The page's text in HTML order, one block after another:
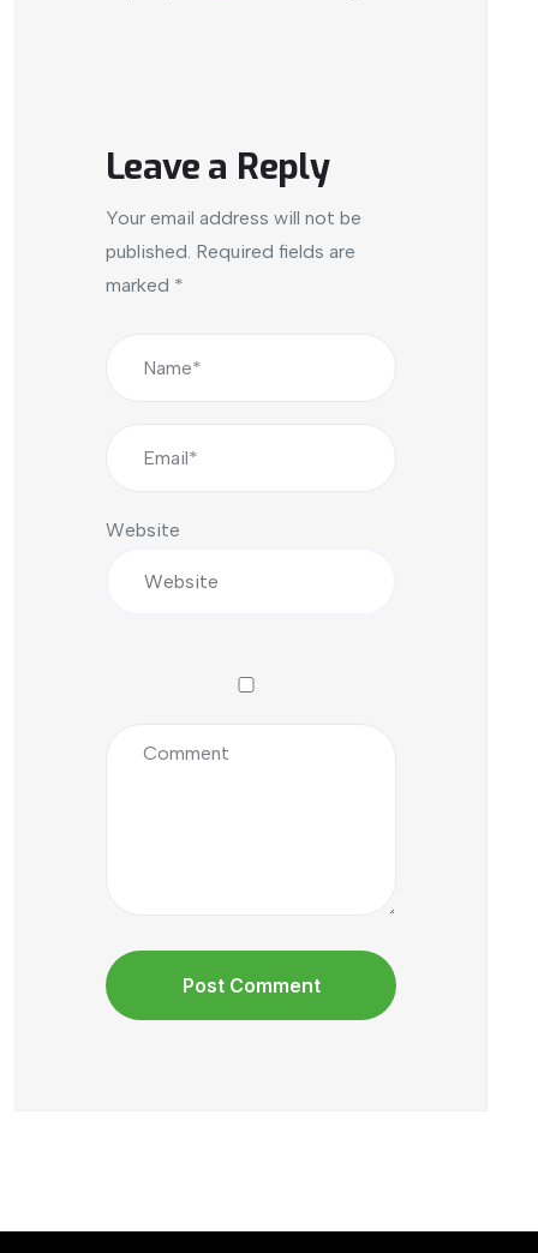
Leave a Reply
Your email address will not be
published. Required fields are
marked *
Website